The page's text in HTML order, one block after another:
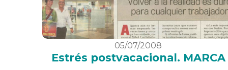
05/07/2008
Estrés postvacacional. MARCA